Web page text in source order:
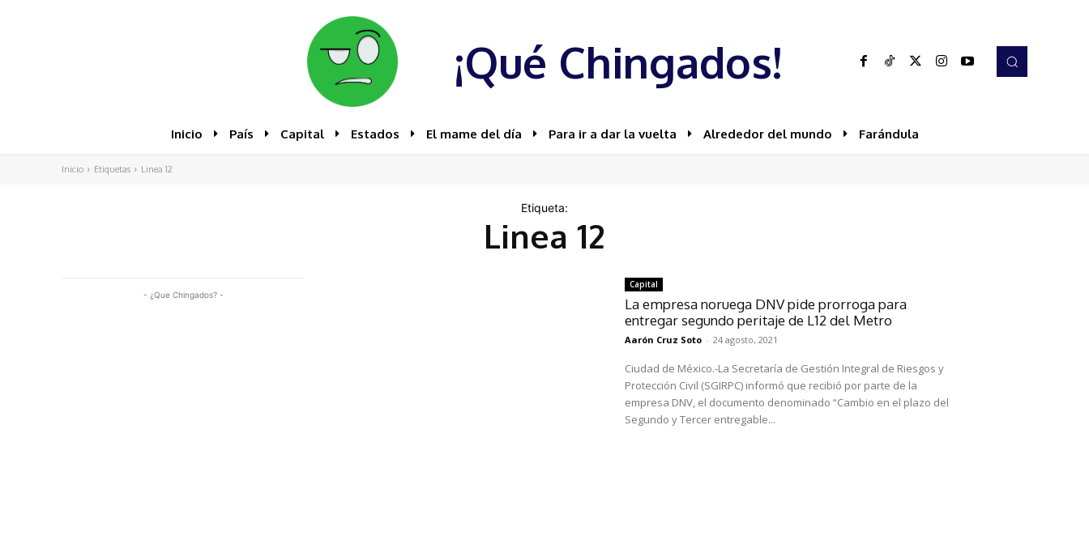
¡Qué Chingados!
Inicio País Capital Estados El mame del día Para ir a dar la vuelta Alrededor del mundo Farándula
Inicio Etiquetas Linea 12
Etiqueta:
Linea 12
- ¿Que Chingados? -
Capital
La empresa noruega DNV pide prorroga para
entregar segundo peritaje de L12 del Metro
Aarón Cruz Soto - 24 agosto, 2021
Ciudad de México.-La Secretaría de Gestión Integral de Riesgos y
Protección Civil (SGIRPC) informó que recibió por parte de la
empresa DNV, el documento denominado “Cambio en el plazo del
Segundo y Tercer entregable...